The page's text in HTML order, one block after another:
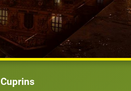
Cuprins